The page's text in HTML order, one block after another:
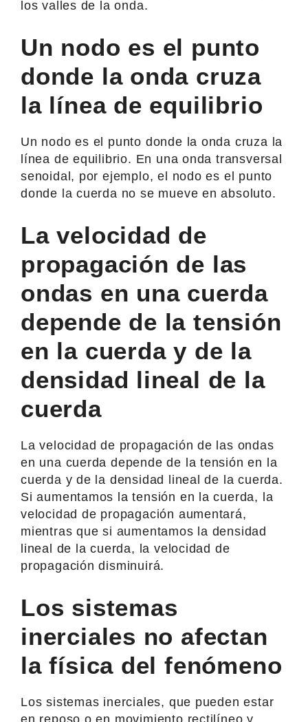
los valles de la onda.
Un nodo es el punto
donde la onda cruza
la línea de equilibrio
Un nodo es el punto donde la onda cruza la
línea de equilibrio. En una onda transversal
senoidal, por ejemplo, el nodo es el punto
donde la cuerda no se mueve en absoluto.
La velocidad de
propagación de las
ondas en una cuerda
depende de la tensión
en la cuerda y de la
densidad lineal de la
cuerda
La velocidad de propagación de las ondas
en una cuerda depende de la tensión en la
cuerda y de la densidad lineal de la cuerda.
Si aumentamos la tensión en la cuerda, la
velocidad de propagación aumentará,
mientras que si aumentamos la densidad
lineal de la cuerda, la velocidad de
propagación disminuirá.
Los sistemas
inerciales no afectan
la física del fenómeno
Los sistemas inerciales, que pueden estar
en reposo o en movimiento rectilíneo y